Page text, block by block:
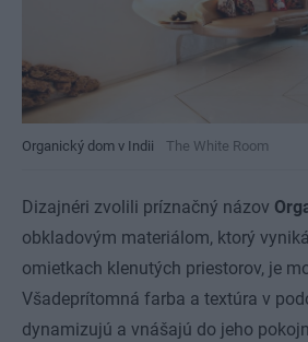
Organický dom v Indii The White Room
Dizajnéri zvolili príznačný názov
obkladovým materiálom, ktorý
omietkach klenutých priestorov, je
Všadeprítomná farba a textúra v
dynamizujú a vnášajú do jeho